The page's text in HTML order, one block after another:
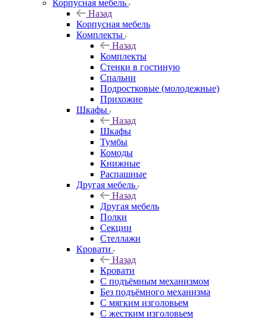
Корпусная мебель
Назад
Корпусная мебель
Комплекты
Назад
Комплекты
Стенки в гостиную
Спальни
Подростковые (молодежные)
Прихожие
Шкафы
Назад
Шкафы
Тумбы
Комоды
Книжные
Распашные
Другая мебель
Назад
Другая мебель
Полки
Секции
Стеллажи
Кровати
Назад
Кровати
С подъёмным механизмом
Без подъёмного механизма
С мягким изголовьем
С жестким изголовьем